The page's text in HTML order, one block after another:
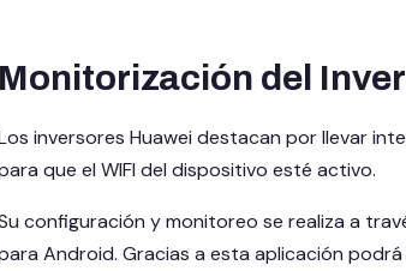
Monitorización del
inversores Huawei destacan por llevar
que el WIFI del dispositivo esté activo.
configuración y monitoreo se realiza a
Android. Gracias a esta aplicación